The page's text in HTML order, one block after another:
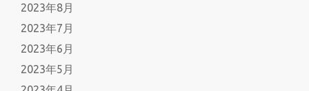
2023年8月
2023年7月
2023年6月
2023年5月